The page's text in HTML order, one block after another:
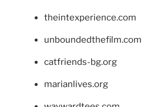
theintexperience.com
unboundedthefilm.com
catfriends-bg.org
marianlives.org